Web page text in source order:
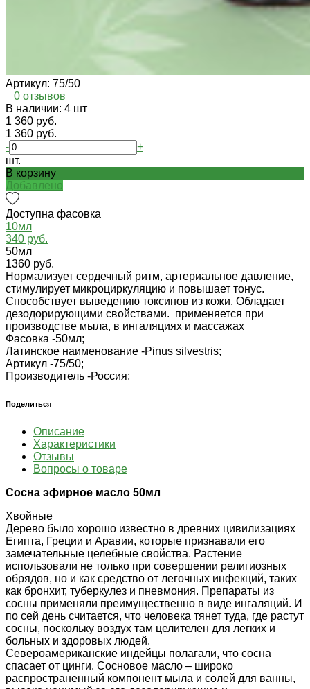
Артикул: 75/50
0 отзывов
В наличии: 4 шт
1 360 руб.
1 360 руб.
-
+
шт.
В корзину
Добавлено
Доступна фасовка
10мл
340 руб.
50мл
1360 руб.
Нормализует сердечный ритм, артериальное давление,
стимулирует микроциркуляцию и повышает тонус.
Способствует выведению токсинов из кожи. Обладает
дезодорирующими свойствами. применяется при
производстве мыла, в ингаляциях и массажах
Фасовка -50мл;
Латинское наименование -Pinus silvestris;
Артикул -75/50;
Производитель -Россия;
Поделиться
Описание
Характеристики
Отзывы
Вопросы о товаре
Сосна эфирное масло 50мл
Хвойные
Дерево было хорошо известно в древних цивилизациях
Египта, Греции и Аравии, которые признавали его
замечательные целебные свойства. Растение
использовали не только при совершении религиозных
обрядов, но и как средство от легочных инфекций, таких
как бронхит, туберкулез и пневмония. Препараты из
сосны применяли преимущественно в виде ингаляций. И
по сей день считается, что человека тянет туда, где растут
сосны, поскольку воздух там целителен для легких и
больных и здоровых людей.
Североамериканские индейцы полагали, что сосна
спасает от цинги. Сосновое масло – широко
распространенный компонент мыла и солей для ванны,